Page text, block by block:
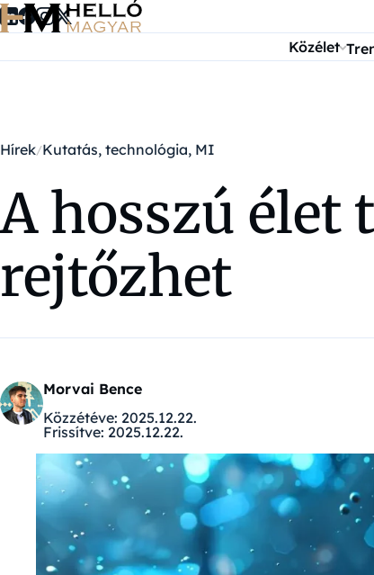
Ugrás a tartalomra
Közélet
Hírek Kutatás, technológia, MI
A hosszú élet
rejtőzhet
Morvai Bence
Közzétéve: 2025.12.22.
Frissítve: 2025.12.22.